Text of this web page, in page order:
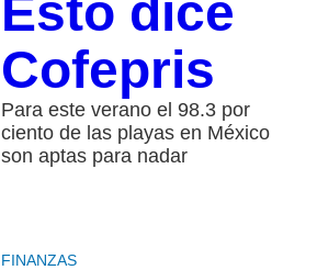
Esto dice
Cofepris
Para este verano el 98.3 por
ciento de las playas en México
son aptas para nadar
FINANZAS